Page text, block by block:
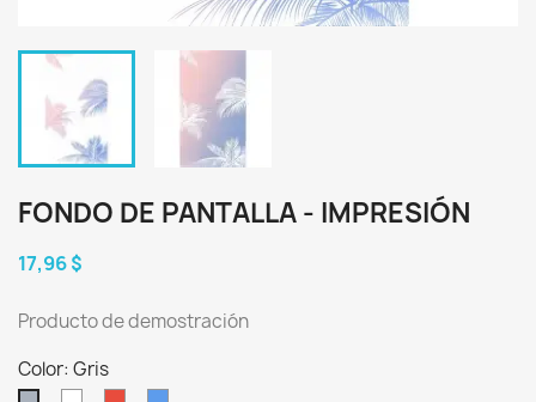
FONDO DE PANTALLA - IMPRESIÓN
17,96 $
Producto de demostración
Color: Gris